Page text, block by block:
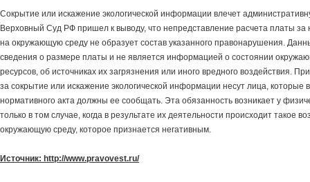
Сокрытие или искажение экологической информации влечет
Верховный Суд РФ пришел к выводу, что непредставление расчета платы за
на окружающую среду не образует состав указанного правонарушения.
сведения о размере платы и не является информацией о состоянии
ресурсов, об источниках их загрязнения или иного вредного воздействия.
за сокрытие или искажение экологической информации несут лица, которые
нормативного акта должны ее сообщать. Эта обязанность возникает у
только в том случае, когда в результате их деятельности происходит такое
окружающую среду, которое признается негативным.
Источник: http://www.pravovest.ru/